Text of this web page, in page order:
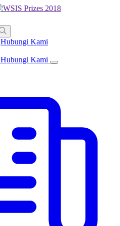
Hubungi Kami
Hubungi Kami